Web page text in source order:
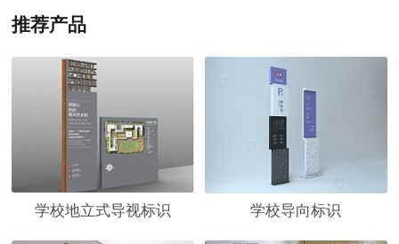
推荐产品
学校地立式导视标识 学校导向标识